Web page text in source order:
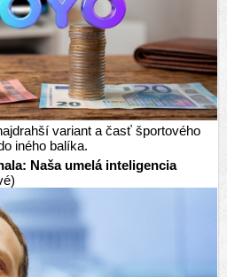
variant a časť športového
iného balíka.
Naša umelá inteligencia